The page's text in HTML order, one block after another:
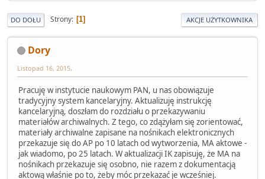
DO DOŁU Strony 1 AKCJE UŻYTKOWNIKA
Dory
Listopad 16, 2015,
Pracuję w instytucie naukowym PAN, u nas obowiązuje
tradycyjny system kancelaryjny. Aktualizuję instrukcję
kancelaryjną, doszłam do rozdziału o przekazywaniu
materiałów archiwalnych. Z tego, co zdążyłam się zorientować,
materiały archiwalne zapisane na nośnikach elektronicznych
przekazuje się do AP po 10 latach od wytworzenia, MA aktowe -
jak wiadomo, po 25 latach. W aktualizacji IK zapisuję, że MA na
nośnikach przekazuje się osobno, nie razem z dokumentacją
aktową właśnie po to, żeby móc przekazać je wcześniej.